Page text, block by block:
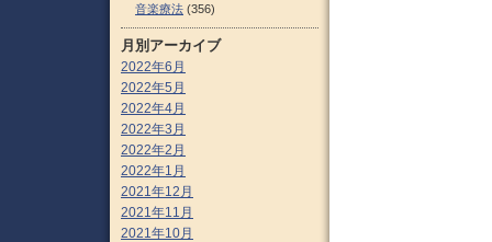
音楽療法 (356)
月別アーカイブ
2022年6月
2022年5月
2022年4月
2022年3月
2022年2月
2022年1月
2021年12月
2021年11月
2021年10月